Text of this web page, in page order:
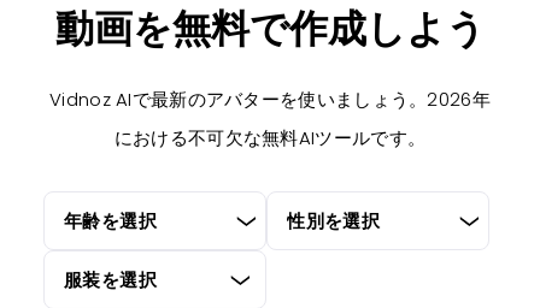
動画を無料で作成しよう
Vidnoz AIで最新のアバターを使いましょう。2026年
における不可欠な無料AIツールです。